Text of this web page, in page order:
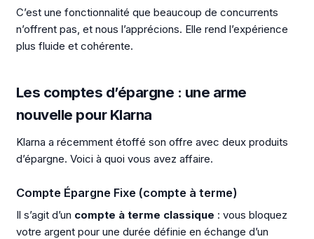
C’est une fonctionnalité que beaucoup de concurrents
n’offrent pas, et nous l’apprécions. Elle rend l’expérience
plus fluide et cohérente.
Les comptes d’épargne : une arme
nouvelle pour Klarna
Klarna a récemment étoffé son offre avec deux produits
d’épargne. Voici à quoi vous avez affaire.
Compte Épargne Fixe (compte à terme)
Il s’agit d’un compte à terme classique : vous bloquez
votre argent pour une durée définie en échange d’un